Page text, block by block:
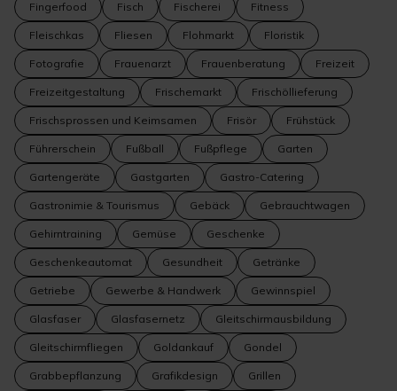
Fingerfood Fisch Fischerei Fitness
Fleischkas Fliesen Flohmarkt Floristik
Fotografie Frauenarzt Frauenberatung Freizeit
Freizeitgestaltung Frischemarkt Frischöllieferung
Frischsprossen und Keimsamen Frisör Frühstück
Führerschein Fußball Fußpflege Garten
Gartengeräte Gastgarten Gastro-Catering
Gastronimie & Tourismus Gebäck Gebrauchtwagen
Gehirntraining Gemüse Geschenke
Geschenkeautomat Gesundheit Getränke
Getriebe Gewerbe & Handwerk Gewinnspiel
Glasfaser Glasfasernetz Gleitschirmausbildung
Gleitschirmfliegen Goldankauf Gondel
Grabbepflanzung Grafikdesign Grillen